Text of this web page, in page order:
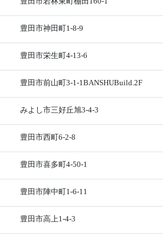
豊田市神田町1-8-9
豊田市栄生町4-13-6
豊田市前山町3-1-1BANSHUBuild.2F
みよし市三好丘旭3-4-3
豊田市西町6-2-8
豊田市喜多町4-50-1
豊田市陣中町1-6-11
豊田市高上1-4-3